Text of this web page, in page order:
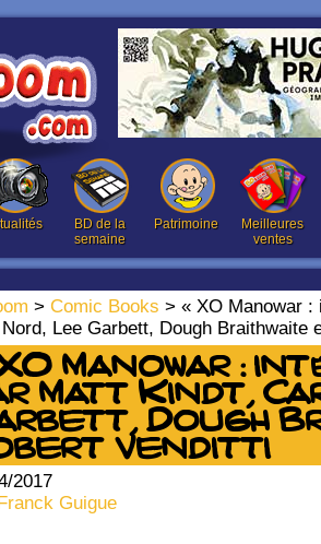
BD de la
semaine
Patrimoine
Meilleures
ventes
> Comic Books > « XO Manowar :
Lee Garbett, Dough Braithwaite
Manowar :
Matt Kindt,
Dough
Venditti
2017
Guigue